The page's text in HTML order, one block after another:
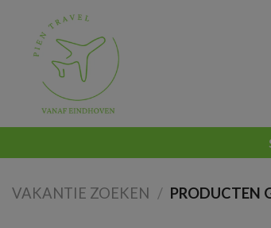
content
VAKANTIE ZOEKEN / PRODUCTEN